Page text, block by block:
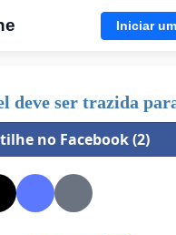
Iniciar
deve ser trazida
no Facebook (2)